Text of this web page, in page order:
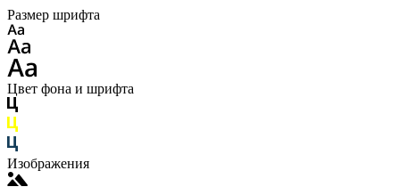
Размер шрифта
Цвет фона и шрифта
Изображения